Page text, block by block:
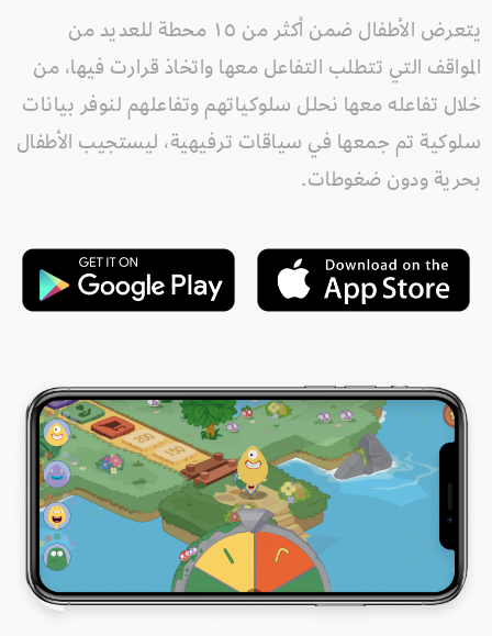
يتعرض الأطفال ضمن أكثر من ١٥ محطة للعديد من
المواقف التي تتطلب التفاعل معها واتخاذ قرارت فيها، من
خلال تفاعله معها نحلل سلوكياتهم وتفاعلهم لنوفر بيانات
سلوكية تم جمعها في سياقات ترفيهية، ليستجيب الأطفال
بحرية ودون ضغوطات.